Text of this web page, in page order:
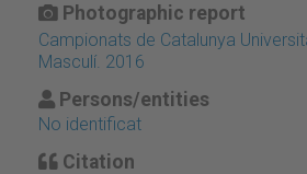
Photographic report
Campionats de Catalunya
Masculí. 2016
Persons/entities
No identificat
Citation